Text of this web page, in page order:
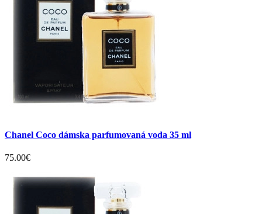
Chanel Coco dámska parfumovaná voda 35 ml
75.00€